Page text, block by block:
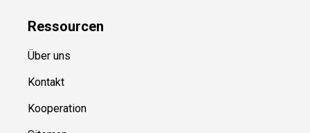
Ressourcen
Über uns
Kontakt
Kooperation